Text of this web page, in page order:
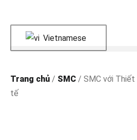
Vietnamese
Trang chủ / SMC / SMC với
tế